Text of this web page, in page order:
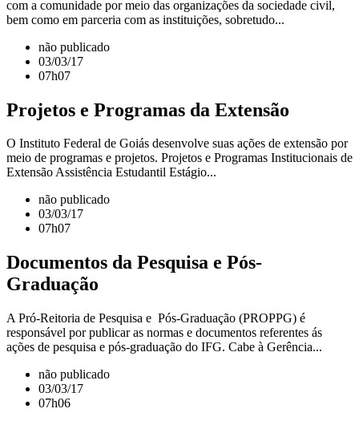
com a comunidade por meio das organizações da sociedade civil,
bem como em parceria com as instituições, sobretudo...
não publicado
03/03/17
07h07
Projetos e Programas da Extensão
O Instituto Federal de Goiás desenvolve suas ações de extensão por
meio de programas e projetos. Projetos e Programas Institucionais de
Extensão Assistência Estudantil Estágio...
não publicado
03/03/17
07h07
Documentos da Pesquisa e Pós-
Graduação
A Pró-Reitoria de Pesquisa e Pós-Graduação (PROPPG) é
responsável por publicar as normas e documentos referentes ás
ações de pesquisa e pós-graduação do IFG. Cabe à Gerência...
não publicado
03/03/17
07h06